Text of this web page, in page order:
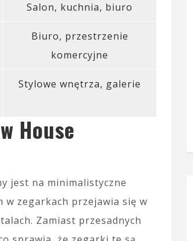
Salon, kuchnia, biuro
Biuro, przestrzenie
komercyjne
Stylowe wnętrza, galerie
House
jest na minimalistyczne
zegarkach przejawia się w
Zamiast przesadnych